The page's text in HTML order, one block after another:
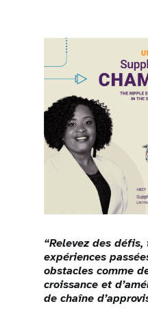
“Relevez des
expériences
obstacles comme
croissance et
de chaîne